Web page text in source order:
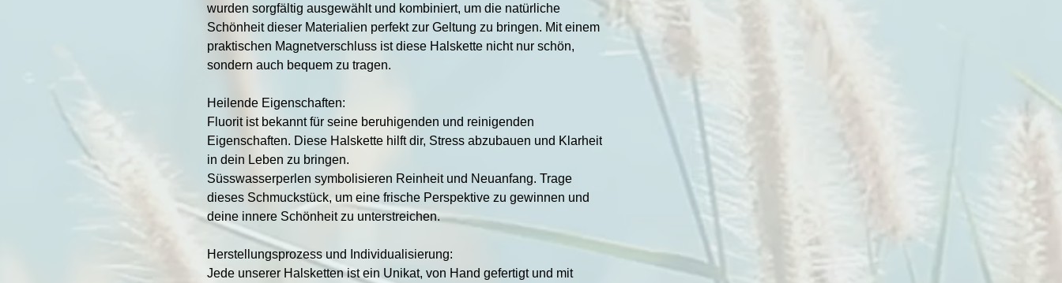
wurden sorgfältig ausgewählt und kombiniert, um die natürliche
Schönheit dieser Materialien perfekt zur Geltung zu bringen. Mit einem
praktischen Magnetverschluss ist diese Halskette nicht nur schön,
sondern auch bequem zu tragen.
Heilende Eigenschaften:
Fluorit ist bekannt für seine beruhigenden und reinigenden
Eigenschaften. Diese Halskette hilft dir, Stress abzubauen und Klarheit
in dein Leben zu bringen.
Süsswasserperlen symbolisieren Reinheit und Neuanfang. Trage
dieses Schmuckstück, um eine frische Perspektive zu gewinnen und
deine innere Schönheit zu unterstreichen.
Herstellungsprozess und Individualisierung:
Jede unserer Halsketten ist ein Unikat, von Hand gefertigt und mit